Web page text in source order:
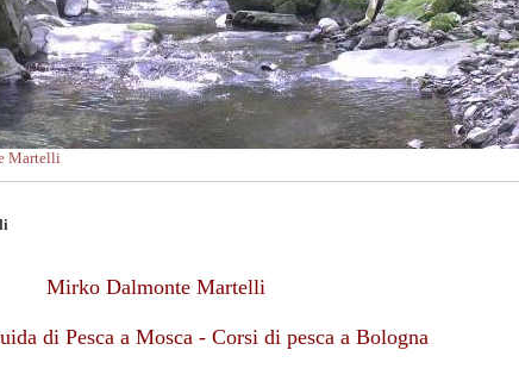
Martelli
Mirko Dalmonte Martelli
di Pesca a Mosca - Corsi di pesca a Bologna